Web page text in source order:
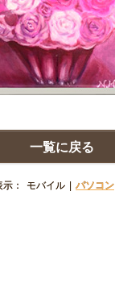
一覧に戻る
示： モバイル パソコン